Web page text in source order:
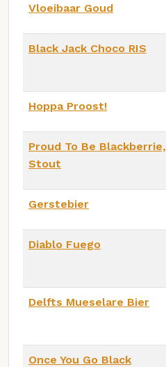
Vloeibaar Goud
Black Jack Choco RIS
Hoppa Proost!
Proud To Be Blackberrie,
Stout
Gerstebier
Diablo Fuego
Delfts Mueselare Bier
Once You Go Black